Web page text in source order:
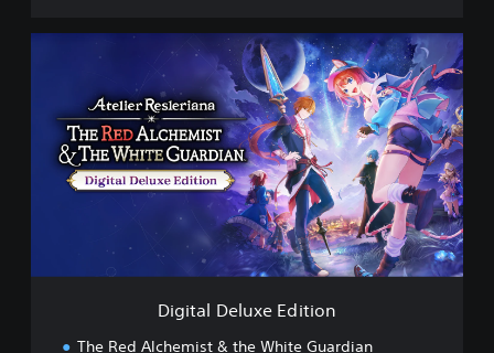
x
Digital Deluxe Edition
The Red Alchemist & the White Guardian